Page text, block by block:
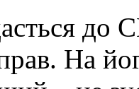
до
На